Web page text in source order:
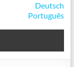
Deutsch
Português